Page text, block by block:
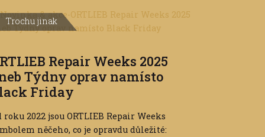
Trochu jinak
Repair Weeks 2025
Týdny oprav namísto
Friday
roku 2022 jsou ORTLIEB Repair Weeks
něčeho, co je opravdu důležité: